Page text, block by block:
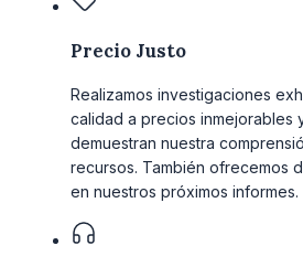
Precio Justo
Realizamos investigaciones
calidad a precios inmejorables
demuestran nuestra
recursos. También ofrecemos
en nuestros próximos informes.